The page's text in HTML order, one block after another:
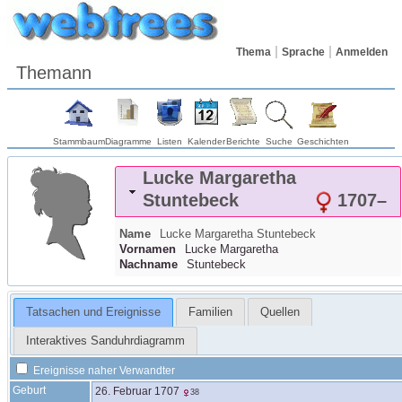
Thema Sprache Anmelden
Themann
StammbaumDiagramme Listen KalenderBerichte Suche Geschichten
Lucke Margaretha
Stuntebeck
1707–
Name Lucke Margaretha Stuntebeck
Vornamen
Lucke Margaretha
Nachname
Stuntebeck
Tatsachen und Ereignisse Familien Quellen
Interaktives Sanduhrdiagramm
Ereignisse naher Verwandter
Geburt
26. Februar 1707 38